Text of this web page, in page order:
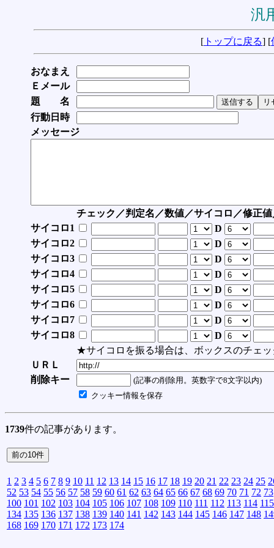
汎
[ トップに戻る] [
おなまえ
Ｅメール
題 名
行動日時
メッセージ
チェック／判定名／数値／サイコロ／修正
サイコロ1
D
サイコロ2
D
サイコロ3
D
サイコロ4
D
サイコロ5
D
サイコロ6
D
サイコロ7
D
サイコロ8
D
★サイコロを振る場合は、ボックスのチェッ
ＵＲＬ
削除キー
(記事の削除用。英数字で8文字以内)
クッキー情報を保存
1739件の記事があります。
1 2 3 4 5 6 7 8 9 10 11 12 13 14 15 16 17 18 19 20 21 22 23 24 25
52 53 54 55 56 57 58 59 60 61 62 63 64 65 66 67 68 69 70 71 72 73
100 101 102 103 104 105 106 107 108 109 110 111 112 113 114 115
134 135 136 137 138 139 140 141 142 143 144 145 146 147 148
168 169 170 171 172 173 174